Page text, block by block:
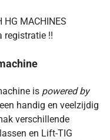
HG MACHINES
registratie !!
is powered by
handig en veelzijdig
verschillende
en Lift-TIG